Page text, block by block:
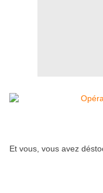
Et vous, vous avez